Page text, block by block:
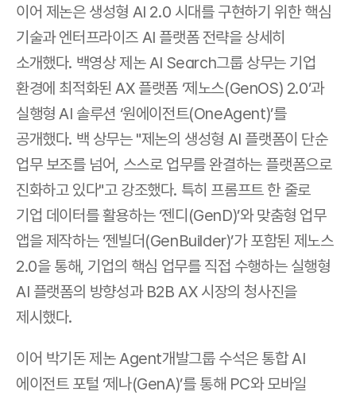
이어 제논은 생성형 AI 2.0 시대를 구현하기 위한 핵심
기술과 엔터프라이즈 AI 플랫폼 전략을 상세히
소개했다. 백영상 제논 AI Search그룹 상무는 기업
환경에 최적화된 AX 플랫폼 ‘제노스(GenOS) 2.0’과
실행형 AI 솔루션 ‘원에이전트(OneAgent)’를
공개했다. 백 상무는 "제논의 생성형 AI 플랫폼이 단순
업무 보조를 넘어, 스스로 업무를 완결하는 플랫폼으로
진화하고 있다"고 강조했다. 특히 프롬프트 한 줄로
기업 데이터를 활용하는 ‘젠디(GenD)’와 맞춤형 업무
앱을 제작하는 ‘젠빌더(GenBuilder)’가 포함된 제노스
2.0을 통해, 기업의 핵심 업무를 직접 수행하는 실행형
AI 플랫폼의 방향성과 B2B AX 시장의 청사진을
제시했다.
이어 박기돈 제논 Agent개발그룹 수석은 통합 AI
에이전트 포털 ‘제나(GenA)’를 통해 PC와 모바일